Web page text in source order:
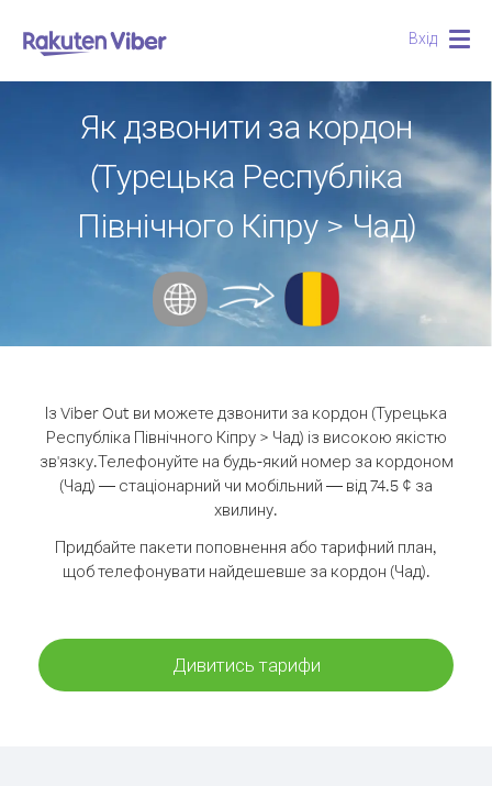
Вхід
Як дзвонити за кордон
(Турецька Республіка
Північного Кіпру > Чад)
Із Viber Out ви можете дзвонити за кордон (Турецька
Республіка Північного Кіпру > Чад) із високою якістю
зв'язку.Телефонуйте на будь-який номер за кордоном
(Чад) — стаціонарний чи мобільний — від 74.5 ¢ за
хвилину.
Придбайте пакети поповнення або тарифний план,
щоб телефонувати найдешевше за кордон (Чад).
Дивитись тарифи